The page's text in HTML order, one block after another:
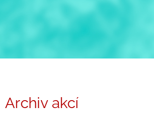
Archiv akcí